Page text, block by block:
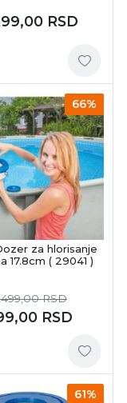
RSD
66%
za hlorisanje
17.8cm ( 29041 )
RSD
RSD
61%